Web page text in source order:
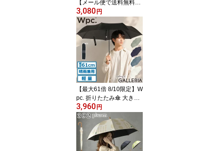
【メール便で送料無料】
Wpc. ショール 春夏 春 夏
カーディガン 大判 ダブ
リュピーシー ストール U
Vカット ボレロ ブランケ
ット 薄手 レディース 接
触冷感 おしゃれ 3WAY U
Vカット接触冷感3wayシ
ョール W206-001-103
3,080円
【最大61倍 8/10限定】W
pc. 折りたたみ傘 大きい
軽量 メンズ レディース
丈夫 ダブリュピーシー
傘 日傘 折りたたみ 折り
畳み傘 雨傘 晴雨兼用 UV
カット 折り畳み 大判 Wp
3,960円